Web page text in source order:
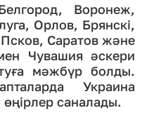
Воронеж,
Орлов, Брянскі,
Саратов және
Чувашия әскери
мәжбүр болды.
Украина
саналады.